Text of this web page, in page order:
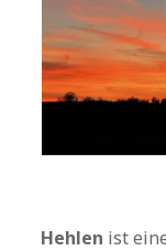
Hehlen ist